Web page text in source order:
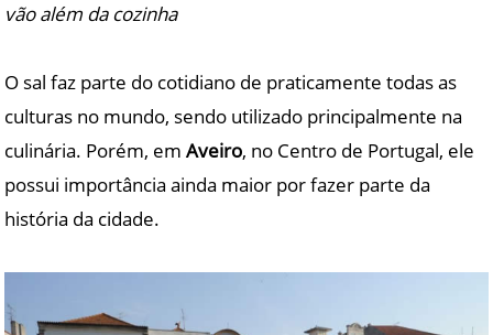
vão além da cozinha
O sal faz parte do cotidiano de praticamente todas as
culturas no mundo, sendo utilizado principalmente na
culinária. Porém, emAveiro, no Centro de Portugal, ele
possui importância ainda maior por fazer parte da
história da cidade.